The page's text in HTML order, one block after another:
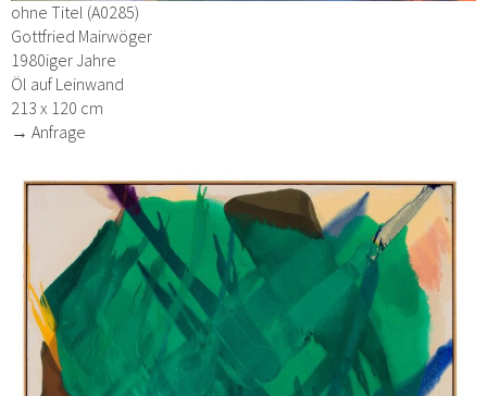
ohne Titel (A0285)
Gottfried Mairwöger
1980iger Jahre
Öl auf Leinwand
213 x 120 cm
→ Anfrage